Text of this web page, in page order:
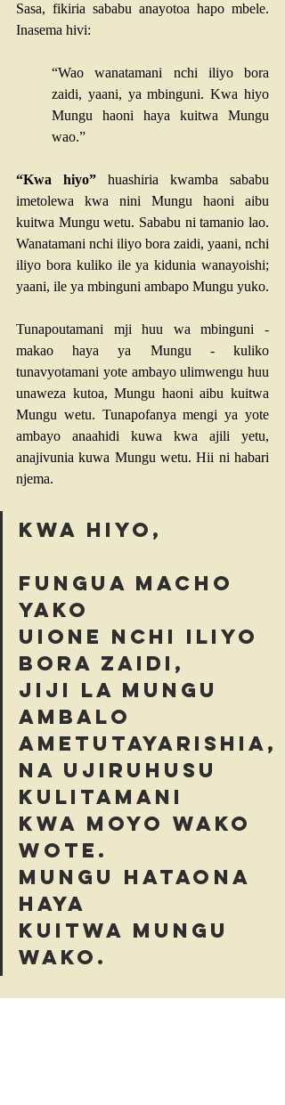
Sasa, fikiria sababu anayotoa hapo mbele.
Inasema hivi:
“Wao wanatamani nchi iliyo bora
zaidi, yaani, ya mbinguni. Kwa hiyo
Mungu haoni haya kuitwa Mungu
wao.”
“Kwa hiyo” huashiria kwamba sababu
imetolewa kwa nini Mungu haoni aibu
kuitwa Mungu wetu. Sababu ni tamanio lao.
Wanatamani nchi iliyo bora zaidi, yaani, nchi
iliyo bora kuliko ile ya kidunia wanayoishi;
yaani, ile ya mbinguni ambapo Mungu yuko.
Tunapoutamani mji huu wa mbinguni -
makao haya ya Mungu - kuliko
tunavyotamani yote ambayo ulimwengu huu
unaweza kutoa, Mungu haoni aibu kuitwa
Mungu wetu. Tunapofanya mengi ya yote
ambayo anaahidi kuwa kwa ajili yetu,
anajivunia kuwa Mungu wetu. Hii ni habari
njema.
Kwa hiyo,
fungua macho
yako
uione nchi iliyo
bora zaidi,
jiji la Mungu
ambalo
ametutayarishia,
na ujiruhusu
kulitamani
kwa moyo wako
wote.
Mungu hataona
haya
kuitwa Mungu
wako.